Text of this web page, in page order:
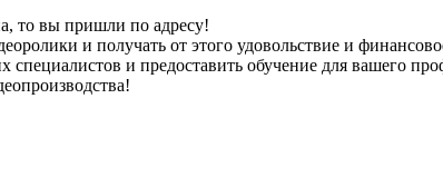
то вы пришли по адресу!
и получать от этого удовольствие и
и предоставить обучение для вашего